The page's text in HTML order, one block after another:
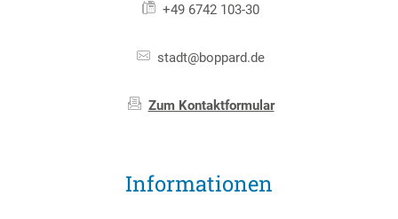
+49 6742 103-30
stadt@boppard.de
Zum Kontaktformular
Informationen